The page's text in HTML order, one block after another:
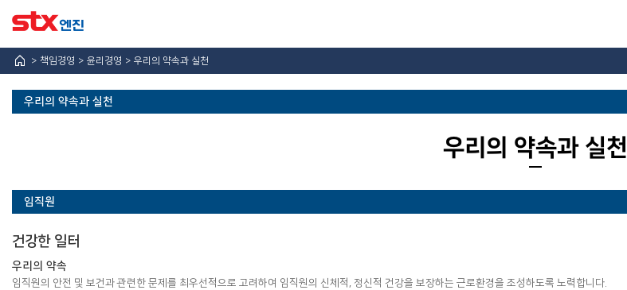
책임경영 윤리경영 우리의 약속과 실천
우리의 약속과 실천
우리의 약속과 실천
임직원
임직원
주주ㆍ투자자
건강한 일터
우리의 약속
임직원의 안전 및 보건과 관련한 문제를 최우선적으로 고려하여 임직원의 신체적, 정신적 건강을 보장하는 근로환경을 조성하도록 노력합니다.